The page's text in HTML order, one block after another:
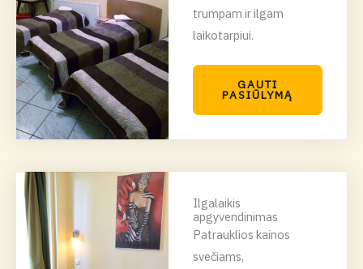
trumpam ir ilgam
laikotarpiui.
GAUTI
PASIŪLYMĄ
Ilgalaikis
apgyvendinimas
Patrauklios kainos
svečiams,